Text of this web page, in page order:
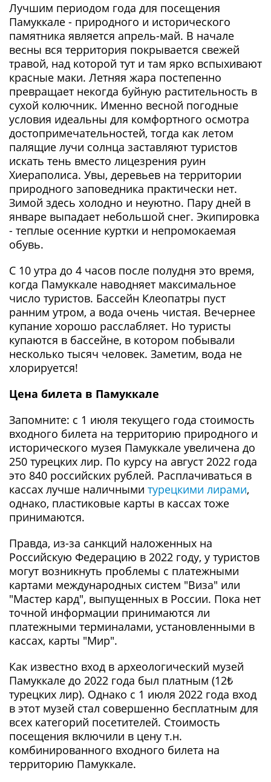
Лучшим периодом года для посещения
Памуккале - природного и исторического
памятника является апрель-май. В начале
весны вся территория покрывается свежей
травой, над которой тут и там ярко вспыхивают
красные маки. Летняя жара постепенно
превращает некогда буйную растительность в
сухой колючник. Именно весной погодные
условия идеальны для комфортного осмотра
достопримечательностей, тогда как летом
палящие лучи солнца заставляют туристов
искать тень вместо лицезрения руин
Хиераполиса. Увы, деревьев на территории
природного заповедника практически нет.
Зимой здесь холодно и неуютно. Пару дней в
январе выпадает небольшой снег. Экипировка
- теплые осенние куртки и непромокаемая
обувь.
С 10 утра до 4 часов после полудня это время,
когда Памуккале наводняет максимальное
число туристов. Бассейн Клеопатры пуст
ранним утром, а вода очень чистая. Вечернее
купание хорошо расслабляет. Но туристы
купаются в бассейне, в котором побывали
несколько тысяч человек. Заметим, вода не
хлорируется!
Цена билета в Памуккале
Запомните: с 1 июля текущего года стоимость
входного билета на территорию природного и
иcторического музея Памуккале увеличена до
250 турецких лир. По курсу на август 2022 года
это 840 российских рублей. Расплачиваться в
кассах лучше наличными турецкими лирами,
однако, пластиковые карты в кассах тоже
принимаются.
Правда, из-за санкций наложенных на
Российскую Федерацию в 2022 году, у туристов
могут возникнуть проблемы с платежными
картами международных систем "Виза" или
"Мастер кард", выпущенных в России. Пока нет
точной информации принимаются ли
платежными терминалами, установленными в
кассах, карты "Мир".
Как известно вход в археологический музей
Памуккале до 2022 года был платным (12₺
турецких лир). Однако с 1 июля 2022 года вход
в этот музей стал совершенно бесплатным для
всех категорий посетителей. Стоимость
посещения включили в цену т.н.
комбинированного входного билета на
территорию Памуккале.